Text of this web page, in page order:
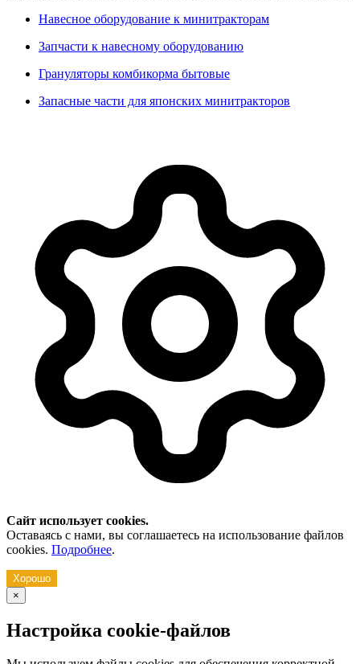
Навесное оборудование к минитракторам
Запчасти к навесному оборудованию
Грануляторы комбикорма бытовые
Запасные части для японских минитракторов
Сайт использует cookies.
Оставаясь с нами, вы соглашаетесь на использование файлов
cookies. Подробнее.
Хорошо
×
Настройка cookie-файлов